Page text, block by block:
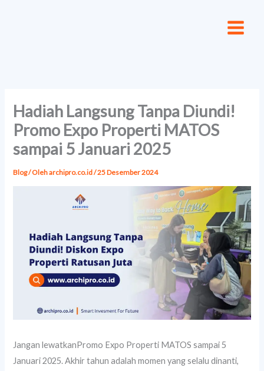
Hadiah Langsung Tanpa Diundi!
Promo Expo Properti MATOS
sampai 5 Januari 2025
Blog/ Oleharchipro.co.id/25 Desember 2024
Jangan lewatkanPromo Expo Properti MATOS sampai 5
Januari 2025. Akhir tahun adalah momen yang selalu dinanti,